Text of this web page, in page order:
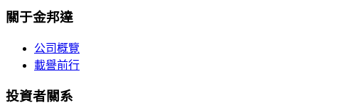
關于金邦達
公司概覽
載譽前行
投資者關系